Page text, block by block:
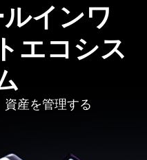
インワ
エコシス
資産を管理する